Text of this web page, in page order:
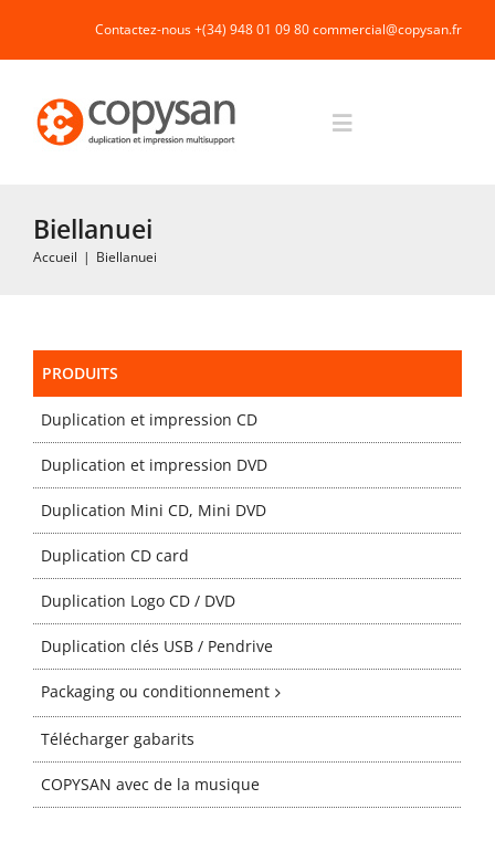
contenu
Contactez-nous +(34) 948 01 09 80commercial@copysan.fr
Toggle
Packaging
Gabarits
Blog
contact
Biellanuei
Accueil | Biellanuei
PRODUITS
Duplication et impression CD
Duplication et impression DVD
Duplication Mini CD, Mini DVD
Duplication CD card
Duplication Logo CD / DVD
Duplication clés USB / Pendrive
Packaging ou conditionnement
Télécharger gabarits
COPYSAN avec de la musique